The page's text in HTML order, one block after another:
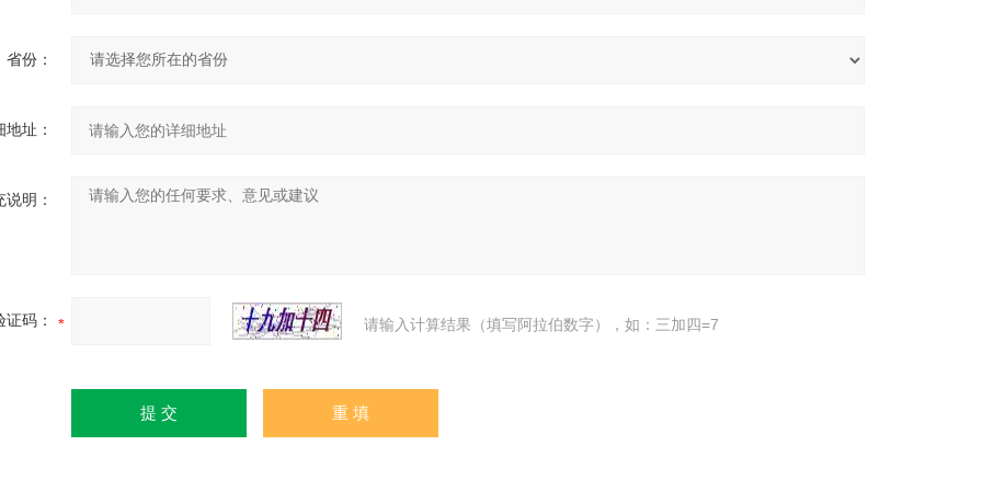
省份：
地址：
说明：
证码： 请输入计算结果（填写阿拉伯数字），如：三加四=7